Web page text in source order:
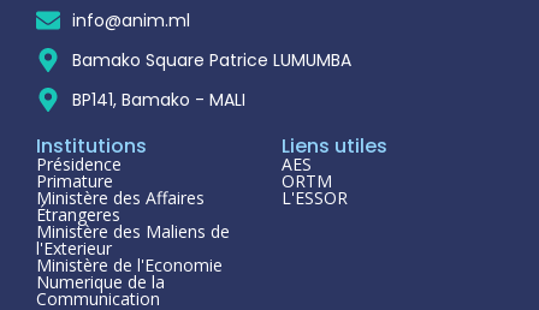
info@anim.ml
Bamako Square Patrice LUMUMBA
BP141, Bamako - MALI
Institutions
Présidence
Primature
Ministère des Affaires
Étrangeres
Ministère des Maliens de
l'Exterieur
Ministère de l'Economie
Numerique de la
Communication
Liens utiles
AES
ORTM
L'ESSOR